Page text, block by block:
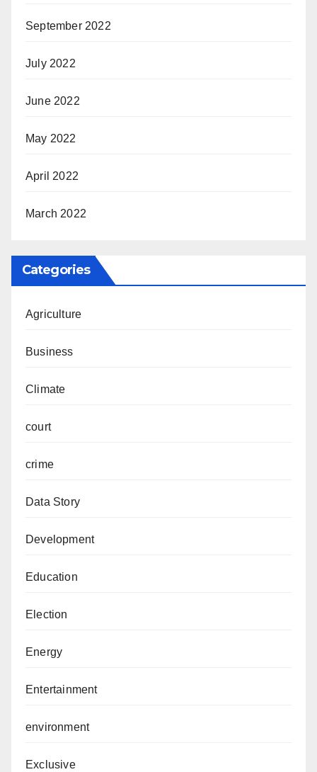
September 2022
July 2022
June 2022
May 2022
April 2022
March 2022
Categories
Agriculture
Business
Climate
court
crime
Data Story
Development
Education
Election
Energy
Entertainment
environment
Exclusive